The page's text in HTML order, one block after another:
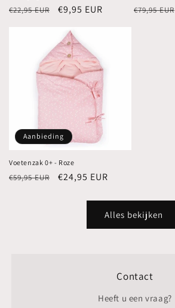
Normale
€22,95 EUR Aanbiedingsprijs
€9,95 EUR
Normale
€79,95 EUR
Aanbieding
Voetenzak 0+ - Roze
Normale
€59,95 EUR Aanbiedingsprijs
€24,95 EUR
Alles bekijken
Contact
Heeft u een vraag?